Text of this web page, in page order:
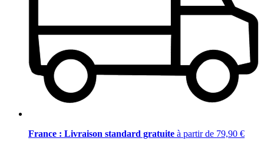
France : Livraison standard gratuite à partir de 79,90 €